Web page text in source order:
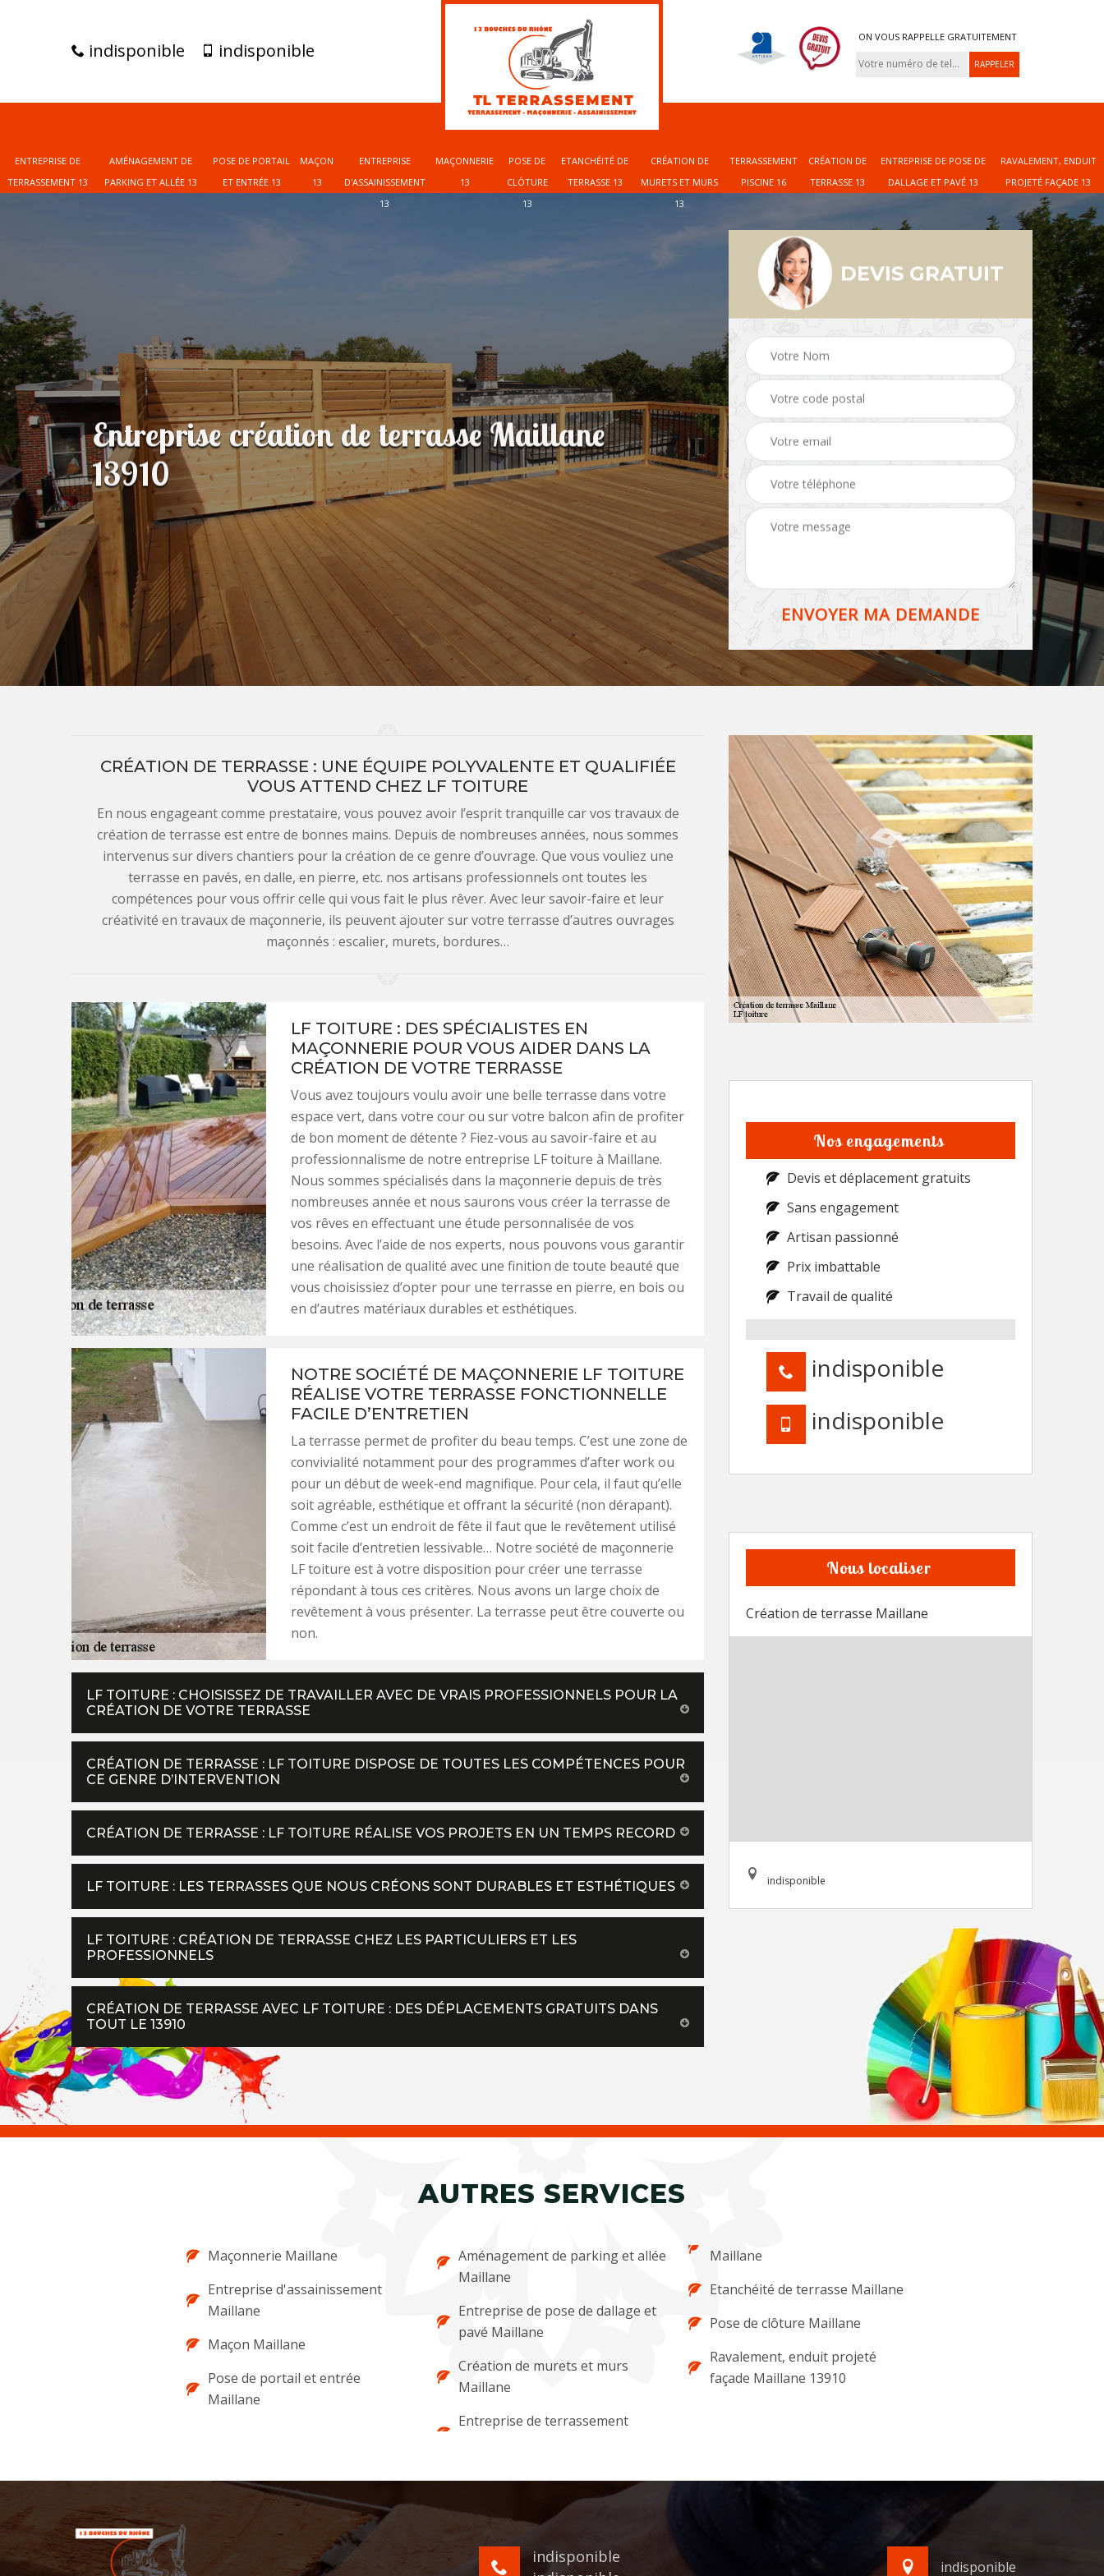
indisponible indisponible
ON VOUS RAPPELLE GRATUITEMENT
ENTREPRISE DE
TERRASSEMENT 13
AMÉNAGEMENT DE
PARKING ET ALLÉE 13
POSE DE PORTAIL
ET ENTRÉE 13
MAÇON
13
ENTREPRISE
D'ASSAINISSEMENT
13
MAÇONNERIE
13
POSE DE
CLÔTURE
13
ETANCHÉITÉ DE
TERRASSE 13
CRÉATION DE
MURETS ET MURS
13
TERRASSEMENT
PISCINE 16
CRÉATION DE
TERRASSE 13
ENTREPRISE DE POSE DE
DALLAGE ET PAVÉ 13
RAVALEMENT, ENDUIT
PROJETÉ FAÇADE 13
Entreprise création de terrasse Maillane
13910
DEVIS GRATUIT
CRÉATION DE TERRASSE : UNE ÉQUIPE POLYVALENTE ET QUALIFIÉE
VOUS ATTEND CHEZ LF TOITURE
En nous engageant comme prestataire, vous pouvez avoir l’esprit tranquille car vos travaux de
création de terrasse est entre de bonnes mains. Depuis de nombreuses années, nous sommes
intervenus sur divers chantiers pour la création de ce genre d’ouvrage. Que vous vouliez une
terrasse en pavés, en dalle, en pierre, etc. nos artisans professionnels ont toutes les
compétences pour vous offrir celle qui vous fait le plus rêver. Avec leur savoir-faire et leur
créativité en travaux de maçonnerie, ils peuvent ajouter sur votre terrasse d’autres ouvrages
maçonnés : escalier, murets, bordures…
LF TOITURE : DES SPÉCIALISTES EN
MAÇONNERIE POUR VOUS AIDER DANS LA
CRÉATION DE VOTRE TERRASSE
Vous avez toujours voulu avoir une belle terrasse dans votre
espace vert, dans votre cour ou sur votre balcon afin de profiter
de bon moment de détente ? Fiez-vous au savoir-faire et au
professionnalisme de notre entreprise LF toiture à Maillane.
Nous sommes spécialisés dans la maçonnerie depuis de très
nombreuses année et nous saurons vous créer la terrasse de
vos rêves en effectuant une étude personnalisée de vos
besoins. Avec l’aide de nos experts, nous pouvons vous garantir
une réalisation de qualité avec une finition de toute beauté que
vous choisissiez d’opter pour une terrasse en pierre, en bois ou
en d’autres matériaux durables et esthétiques.
NOTRE SOCIÉTÉ DE MAÇONNERIE LF TOITURE
RÉALISE VOTRE TERRASSE FONCTIONNELLE
FACILE D’ENTRETIEN
La terrasse permet de profiter du beau temps. C’est une zone de
convivialité notamment pour des programmes d’after work ou
pour un début de week-end magnifique. Pour cela, il faut qu’elle
soit agréable, esthétique et offrant la sécurité (non dérapant).
Comme c’est un endroit de fête il faut que le revêtement utilisé
soit facile d’entretien lessivable… Notre société de maçonnerie
LF toiture est à votre disposition pour créer une terrasse
répondant à tous ces critères. Nous avons un large choix de
revêtement à vous présenter. La terrasse peut être couverte ou
non.
LF TOITURE : CHOISISSEZ DE TRAVAILLER AVEC DE VRAIS PROFESSIONNELS POUR LA
CRÉATION DE VOTRE TERRASSE
CRÉATION DE TERRASSE : LF TOITURE DISPOSE DE TOUTES LES COMPÉTENCES POUR
CE GENRE D’INTERVENTION
CRÉATION DE TERRASSE : LF TOITURE RÉALISE VOS PROJETS EN UN TEMPS RECORD
LF TOITURE : LES TERRASSES QUE NOUS CRÉONS SONT DURABLES ET ESTHÉTIQUES
LF TOITURE : CRÉATION DE TERRASSE CHEZ LES PARTICULIERS ET LES
PROFESSIONNELS
CRÉATION DE TERRASSE AVEC LF TOITURE : DES DÉPLACEMENTS GRATUITS DANS
TOUT LE 13910
Nos engagements
Devis et déplacement gratuits
Sans engagement
Artisan passionné
Prix imbattable
Travail de qualité
indisponible
indisponible
Nous localiser
Création de terrasse Maillane
indisponible
AUTRES SERVICES
Maçonnerie Maillane
Entreprise d'assainissement
Maillane
Maçon Maillane
Pose de portail et entrée
Maillane
Aménagement de parking et allée
Maillane
Entreprise de pose de dallage et
pavé Maillane
Création de murets et murs
Maillane
Entreprise de terrassement
Maillane
Etanchéité de terrasse Maillane
Pose de clôture Maillane
Ravalement, enduit projeté
façade Maillane 13910
indisponible
indisponible